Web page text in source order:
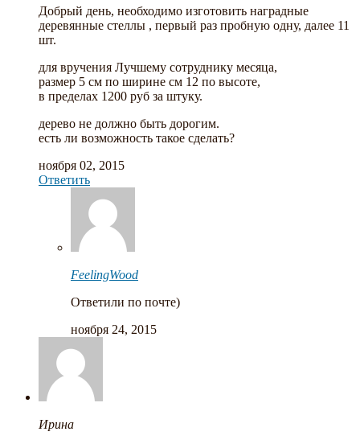
Добрый день, необходимо изготовить наградные
деревянные стеллы , первый раз пробную одну, далее 11
шт.
для вручения Лучшему сотруднику месяца,
размер 5 см по ширине см 12 по высоте,
в пределах 1200 руб за штуку.
дерево не должно быть дорогим.
есть ли возможность такое сделать?
ноября 02, 2015
Ответить
FeelingWood
Ответили по почте)
ноября 24, 2015
Ирина